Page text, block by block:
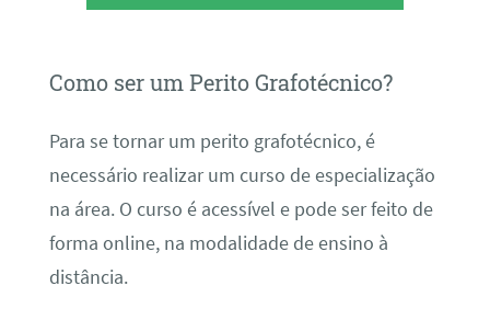
Como ser um Perito Grafotécnico?
Para se tornar um perito grafotécnico, é
necessário realizar um curso de especialização
na área. O curso é acessível e pode ser feito de
forma online, na modalidade de ensino à
distância.